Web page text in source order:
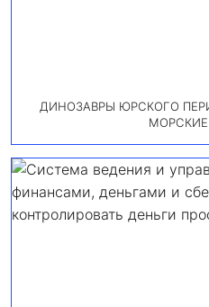
ДИНОЗАВРЫ ЮРСКОГО